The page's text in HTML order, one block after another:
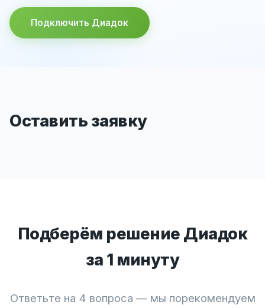
Подключить Диадок
Оставить заявку
Подберём решение Диадок
за 1 минуту
Ответьте на 4 вопроса — мы порекомендуем